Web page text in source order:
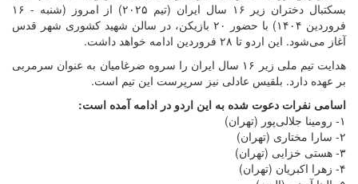
بسکتبال دختران زیر ۱۶ سال ایران (تیم ۲۰۲۵) از امروز (شنبه - ۱۶
فروردین ۱۴۰۴) با حضور ۲۰ بازیکن، در سالن شهید کشوری شهر قدس
آغاز می‌شود. این اردو تا ۲۸ فروردین ادامه خواهد داشت.
هدایت تیم ملی زیر ۱۶ سال ایران را سروه ضرغامیان به عنوان سرمربی
بر عهده دارد. بلقیس عادلی نیز سرپرست این تیم است.
اسامی نفرات دعوت شده به این اردو در ادامه آمده است:
۱- رومینا جلالی‌پور (تهران)
۲- سارا مختاری (تهران)
۳- هستی خزایی (تهران)
۴- زهرا اکبریان (تهران)